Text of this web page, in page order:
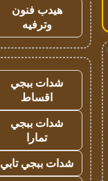
هيدب فنون
وترفيه
شدات ببجي
اقساط
شدات ببجي
تمارا
شدات ببجي تابي